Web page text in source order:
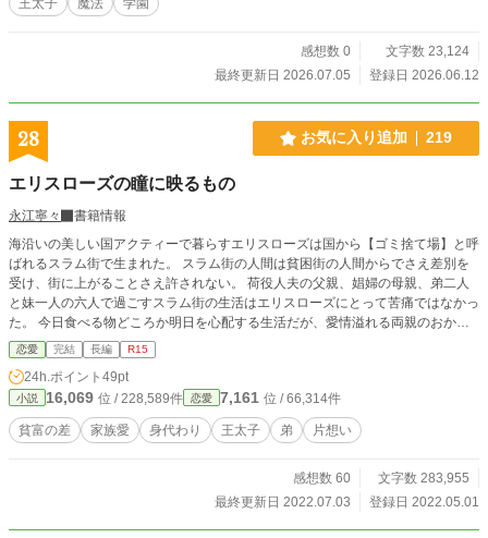
王太子
魔法 学園
感想数 0
文字数 23,124
最終更新日 2026.07.05
登録日 2026.06.12
28 お気に入り追加 219
エリスローズの瞳に映るもの
永江寧々
書籍情報
海沿いの美しい国アクティーで暮らすエリスローズは国から【ゴミ捨て場】と呼
ばれるスラム街で生まれた。 スラム街の人間は貧困街の人間からでさえ差別を
受け、街に上がることさえ許されない。 荷役人夫の父親、娼婦の母親、弟二人
と妹一人の六人で過ごすスラム街の生活はエリスローズにとって苦痛ではなかっ
た。 今日食べる物どころか明日を心配する生活だが、愛情溢れる両親のおかげ
で毎日が幸せだった。 愛する家族がいれば朝から夜中まで働くことだって苦痛
ではなかった。家族のためならなんでもする。 そんなエリスローズのもとを訪
ねた一人の男から提案を受けた。 【王太子妃が行方不明であり、一ヶ月後に行
われるパレードに代わりに出席しろ】と。 給金が出ると聞いて行く覚悟を決め
たエリスローズは両親の反対を押し切って入城する。 字の読み書きさえできな
いスラム街出身だと聞いても差別をしない王太子の優しさに触れ、愛情を受ける
さい。 ※ショタおねショタ的な物が苦手な方もご注意ください。 ※暗いお話で
恋愛 完結 長編 R15
24h.ポイント 49pt
小説 16,069 位 / 228,589件 恋愛 7,161 位 / 66,314件
貧富の差 家族愛 身代わり 王太子 弟 片想い
感想数 60
文字数 283,955
最終更新日 2022.07.03
登録日 2022.05.01